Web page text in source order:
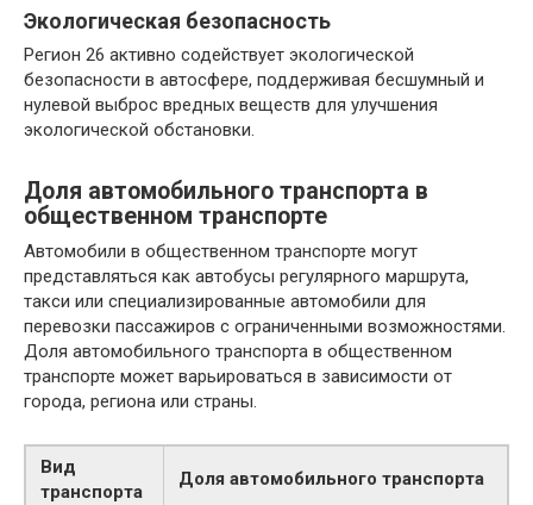
Экологическая безопасность
Регион 26 активно содействует экологической
безопасности в автосфере, поддерживая бесшумный и
нулевой выброс вредных веществ для улучшения
экологической обстановки.
Доля автомобильного транспорта в
общественном транспорте
Автомобили в общественном транспорте могут
представляться как автобусы регулярного маршрута,
такси или специализированные автомобили для
перевозки пассажиров с ограниченными возможностями.
Доля автомобильного транспорта в общественном
транспорте может варьироваться в зависимости от
города, региона или страны.
Вид
транспорта
Доля автомобильного транспорта